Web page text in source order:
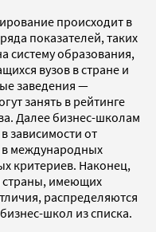
происходит в
показателей, таких
систему образования,
вузов в стране и
заведения —
занять в рейтинге
Далее бизнес-школам
зависимости от
в международных
критериев. Наконец,
страны, имеющих
распределяются
школ из списка.